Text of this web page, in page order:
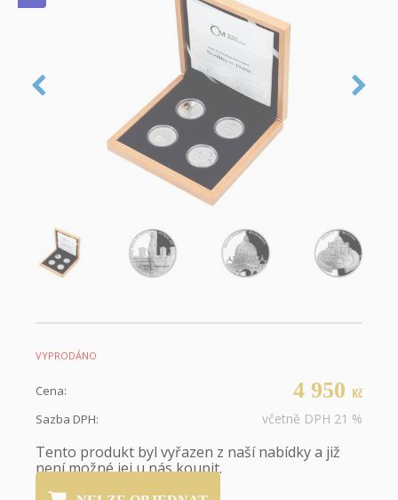
VYPRODÁNO
Cena: 4 950 Kč
Sazba DPH: včetně DPH 21 %
Tento produkt byl vyřazen z naší nabídky a již
není možné jej u nás koupit.